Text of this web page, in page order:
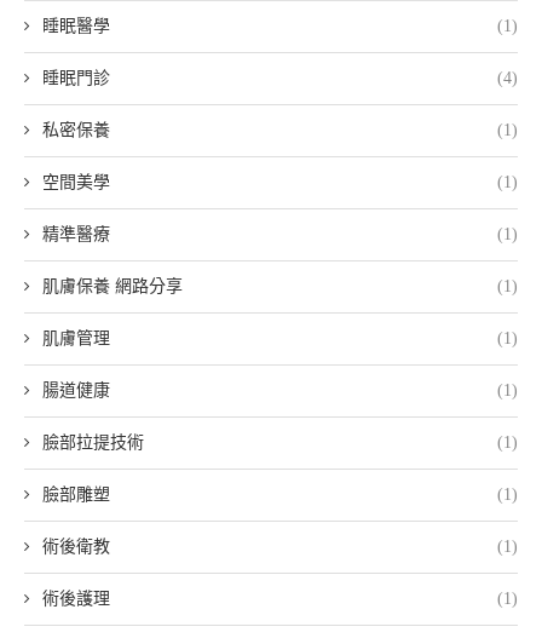
睡眠醫學 (1)
睡眠門診 (4)
私密保養 (1)
空間美學 (1)
精準醫療 (1)
肌膚保養 網路分享 (1)
肌膚管理 (1)
腸道健康 (1)
臉部拉提技術 (1)
臉部雕塑 (1)
術後衛教 (1)
術後護理 (1)